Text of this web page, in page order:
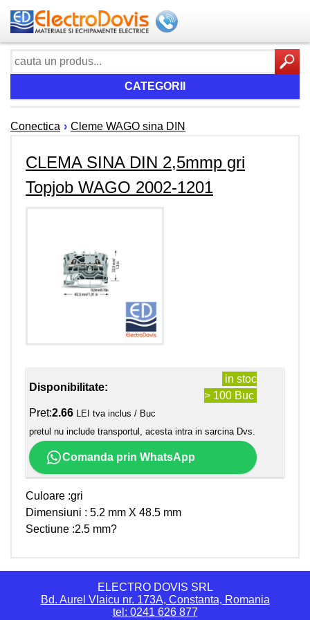
CATEGORII
Conectica › Cleme WAGO sina DIN
CLEMA SINA DIN 2,5mmp gri
Topjob WAGO 2002-1201
Disponibilitate:
in stoc
> 100 Buc
Pret:2.66 LEI tva inclus / Buc
pretul nu include transportul, acesta intra in sarcina Dvs.
Comanda prin WhatsApp
Culoare :gri
Dimensiuni : 5.2 mm X 48.5 mm
Sectiune :2.5 mm?
ELECTRO DOVIS SRL
Bd. Aurel Vlaicu nr. 173A, Constanta, Romania
tel: 0241 626 877